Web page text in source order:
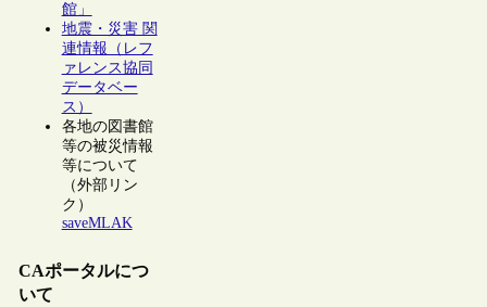
館」
地震・災害 関
連情報（レフ
ァレンス協同
データベー
ス）
各地の図書館
等の被災情報
等について
（外部リン
ク）
saveMLAK
CAポータルにつ
いて